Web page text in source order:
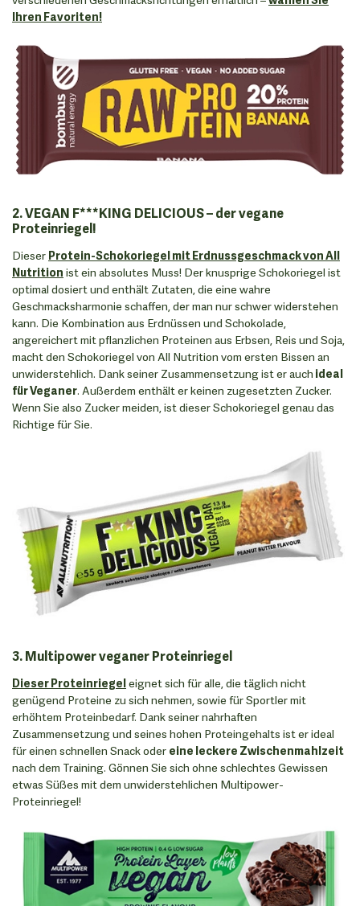
Ihren Favoriten!
2. VEGAN F***KING DELICIOUS – der vegane
Proteinriegel!
Dieser Protein-Schokoriegel mit Erdnussgeschmack von All
Nutrition ist ein absolutes Muss! Der knusprige Schokoriegel ist
optimal dosiert und enthält Zutaten, die eine wahre
Geschmacksharmonie schaffen, der man nur schwer widerstehen
kann. Die Kombination aus Erdnüssen und Schokolade,
angereichert mit pflanzlichen Proteinen aus Erbsen, Reis und Soja,
macht den Schokoriegel von All Nutrition vom ersten Bissen an
unwiderstehlich. Dank seiner Zusammensetzung ist er auch ideal
für Veganer. Außerdem enthält er keinen zugesetzten Zucker.
Wenn Sie also Zucker meiden, ist dieser Schokoriegel genau das
Richtige für Sie.
3. Multipower veganer Proteinriegel
Dieser Proteinriegeleignet sich für alle, die täglich nicht
genügend Proteine zu sich nehmen, sowie für Sportler mit
erhöhtem Proteinbedarf. Dank seiner nahrhaften
Zusammensetzung und seines hohen Proteingehalts ist er ideal
für einen schnellen Snack oder eine leckere Zwischenmahlzeit
nach dem Training. Gönnen Sie sich ohne schlechtes Gewissen
etwas Süßes mit dem unwiderstehlichen Multipower-
Proteinriegel!